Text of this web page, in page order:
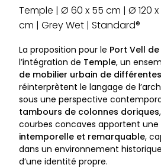
Temple | Ø 60 x 55 cm | Ø 120
cm | Grey Wet | Standard®
La proposition pour le Port Vell
l’intégration de Temple, un
de mobilier urbain de
réinterprètent le langage de
sous une perspective
tambours de colonnes doriques
courbes concaves apportent
intemporelle et remarquable,
dans un environnement
d’une identité propre.